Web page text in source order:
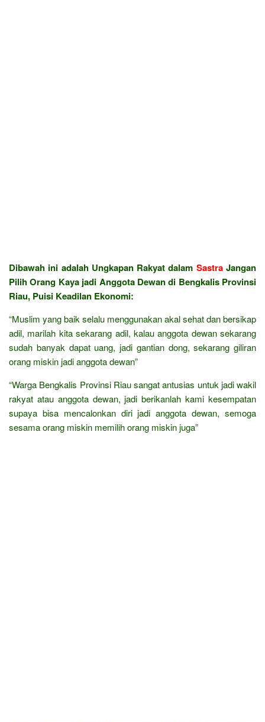
Dibawah ini adalah Ungkapan Rakyat dalam SastraJangan
Pilih Orang Kaya jadi Anggota Dewan di Bengkalis Provinsi
Riau, Puisi Keadilan Ekonomi:
“Muslim yang baik selalu menggunakan akal sehat dan bersikap
adil, marilah kita sekarang adil, kalau anggota dewan sekarang
sudah banyak dapat uang, jadi gantian dong, sekarang giliran
orang miskin jadi anggota dewan”
“Warga Bengkalis Provinsi Riau sangat antusias untuk jadi wakil
rakyat atau anggota dewan, jadi berikanlah kami kesempatan
supaya bisa mencalonkan diri jadi anggota dewan, semoga
sesama orang miskin memilih orang miskin juga”